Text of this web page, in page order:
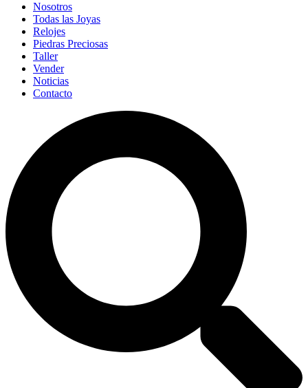
Nosotros
Todas las Joyas
Relojes
Piedras Preciosas
Taller
Vender
Noticias
Contacto